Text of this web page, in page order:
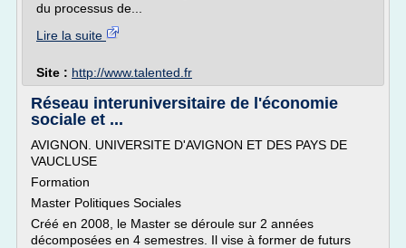
du processus de...
Lire la suite
Site : http://www.talented.fr
Réseau interuniversitaire de l'économie
sociale et ...
AVIGNON. UNIVERSITE D'AVIGNON ET DES PAYS DE
VAUCLUSE
Formation
Master Politiques Sociales
Créé en 2008, le Master se déroule sur 2 années
décomposées en 4 semestres. Il vise à former de futurs